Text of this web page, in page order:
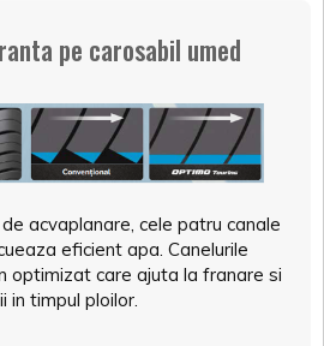
pe carosabil umed
acvaplanare, cele patru canale
eficient apa. Canelurile
optimizat care ajuta la franare si
in timpul ploilor.